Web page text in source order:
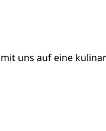
uns auf eine